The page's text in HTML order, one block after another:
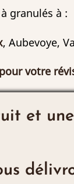
granulés à :
, Aubevoye,
votre
et